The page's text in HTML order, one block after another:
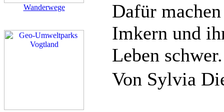
Wanderwege
Dafür
Imkern und
Leben schwer.
Von Sylvia